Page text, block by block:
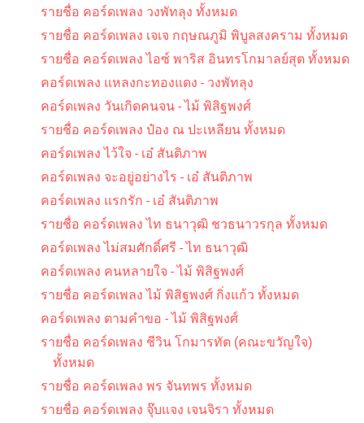
รายชื่อ คอร์ดเพลง วงพัทลุง ทั้งหมด
รายชื่อ คอร์ดเพลง เจเจ กฤษณภูมิ พิบูลสงคราม ทั้งหมด
รายชื่อ คอร์ดเพลง ไอซ์ พาริส อินทรโกมาลย์สุต ทั้งหมด
คอร์ดเพลง แหลงกะทองแดง - วงพัทลุง
คอร์ดเพลง วันเกิดคนจน - ไม้ พิสิฐพงศ์
รายชื่อ คอร์ดเพลง ป๋อง ณ ปะเหลียน ทั้งหมด
คอร์ดเพลง ไว้ใจ - เอ๋ สันติภาพ
คอร์ดเพลง จะอยู่อย่างไร - เอ๋ สันติภาพ
คอร์ดเพลง แรกรัก - เอ๋ สันติภาพ
รายชื่อ คอร์ดเพลง ไท ธนาวุฒิ ชวธนาวรกุล ทั้งหมด
คอร์ดเพลง ไม่สมศักดิ์ศรี - ไท ธนาวุฒิ
คอร์ดเพลง คนหลายใจ - ไม้ พิสิฐพงศ์
รายชื่อ คอร์ดเพลง ไม้ พิสิฐพงศ์ กิ่งแก้ว ทั้งหมด
คอร์ดเพลง ตามคำขอ - ไม้ พิสิฐพงศ์
รายชื่อ คอร์ดเพลง ชีวิน โกมารทัต (คณะขวัญใจ)
ทั้งหมด
รายชื่อ คอร์ดเพลง พร จันทพร ทั้งหมด
รายชื่อ คอร์ดเพลง จุ๊บแจง เจนจิรา ทั้งหมด